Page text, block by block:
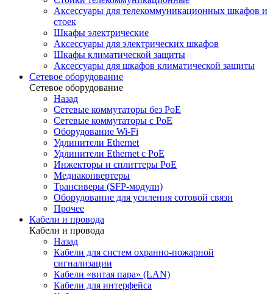
Аксессуары для телекоммуникационных шкафов и
стоек
Шкафы электрические
Аксессуары для электрических шкафов
Шкафы климатической защиты
Аксессуары для шкафов климатической защиты
Сетевое оборудование
Сетевое оборудование
Назад
Сетевые коммутаторы без PoE
Сетевые коммутаторы с PoE
Оборудование Wi-Fi
Удлинители Ethernet
Удлинители Ethernet с PoE
Инжекторы и сплиттеры PoE
Медиаконвертеры
Трансиверы (SFP-модули)
Оборудование для усиления сотовой связи
Прочее
Кабели и провода
Кабели и провода
Назад
Кабели для систем охранно-пожарной
сигнализации
Кабели «витая пара» (LAN)
Кабели для интерфейса